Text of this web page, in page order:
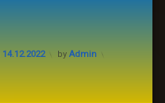
14.12.2022 by Admin